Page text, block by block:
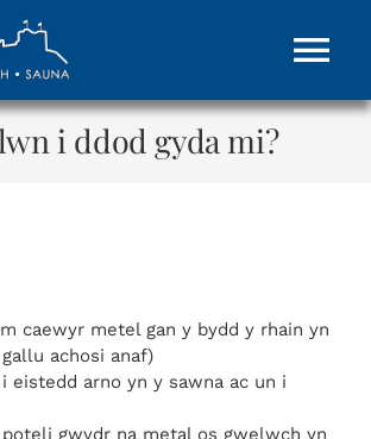
i ddod gyda mi?
caewyr metel gan y bydd y rhain yn
achosi anaf)
eistedd arno yn y sawna ac un i
gwydr na metal os gwelwch yn